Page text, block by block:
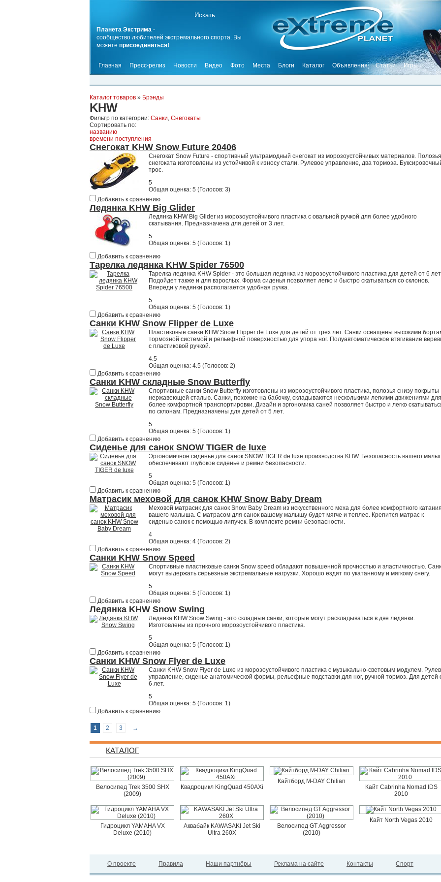
Планета Экстрима -
сообщество любителей экстремального спорта. Вы
можете присоединиться!
Главная Пресс-релиз Новости Видео Фото Места Блоги Каталог Объявления Статьи Игры
Каталог товаров » Брэнды
KHW
Фильтр по категории: Санки, Снегокаты
Сортировать по:
названию
времени поступления
Снегокат KHW Snow Future 20406
Снегокат Snow Future - спортивный ультрамодный снегокат из морозоустойчивых материалов. Полозья
снегоката изготовлены из устойчивой к износу стали. Рулевое управление, два тормоза.
трос.
5
Общая оценка: 5 (Голосов: 3)
Добавить к сравнению
Ледянка KHW Big Glider
Ледянка KHW Big Glider из морозоустойчивого пластика с овальной ручкой для более удобного
скатывания. Предназначена для детей от 3 лет.
5
Общая оценка: 5 (Голосов: 1)
Добавить к сравнению
Тарелка ледянка KHW Spider 76500
Тарелка ледянка KHW Spider - это большая ледянка из морозоустойчивого пластика для детей от 6
Подойдет также и для взрослых. Форма сиденья позволяет легко и быстро скатываться со склонов.
Впереди у ледянки располагается удобная ручка.
5
Общая оценка: 5 (Голосов: 1)
Добавить к сравнению
Санки KHW Snow Flipper de Luxe
Пластиковые санки KHW Snow Flipper de Luxe для детей от трех лет. Санки оснащены высокими
тормозной системой и рельефной поверхностью для упора ног. Полуавтоматическое втягивание
с пластиковой ручкой.
4.5
Общая оценка: 4.5 (Голосов: 2)
Добавить к сравнению
Санки KHW складные Snow Butterfly
Спортивные санки Snow Butterfly изготовлены из морозоустойчивого пластика, полозья снизу покрыты
нержавеющей сталью. Санки, похожие на бабочку, складываются несколькими легкими движениями для
более комфортной транспортировки. Дизайн и эргономика саней позволяет быстро и легко
по склонам. Предназначены для детей от 5 лет.
5
Общая оценка: 5 (Голосов: 1)
Добавить к сравнению
Сиденье для санок SNOW TIGER de luxe
Эргономичное сиденье для санок SNOW TIGER de luxe производства KHW. Безопасность вашего
обеспечивают глубокое сиденье и ремни безопасности.
5
Общая оценка: 5 (Голосов: 1)
Добавить к сравнению
Матрасик меховой для санок KHW Snow Baby Dream
Меховой матрасик для санок Snow Baby Dream из искусственного меха для более комфортного катания
вашего малыша. С матрасом для санок вашему малышу будет мягче и теплее. Крепится матрас к
сиденью санок с помощью липучек. В комплекте ремни безопасности.
4
Общая оценка: 4 (Голосов: 2)
Добавить к сравнению
Санки KHW Snow Speed
Спортивные пластиковые санки Snow speed обладают повышенной прочностью и эластичностью.
могут выдержать серьезные экстремальные нагрузки. Хорошо ездят по укатанному и мягкому снегу.
5
Общая оценка: 5 (Голосов: 1)
Добавить к сравнению
Ледянка KHW Snow Swing
Ледянка KHW Snow Swing - это складные санки, которые могут раскладываться в две ледянки.
Изготовлены из прочного морозоустойчивого пластика.
5
Общая оценка: 5 (Голосов: 1)
Добавить к сравнению
Санки KHW Snow Flyer de Luxe
Санки KHW Snow Flyer de Luxe из морозоустойчивого пластика с музыкально-световым модулем.
управление, сиденье анатомической формы, рельефные подставки для ног, ручной тормоз. Для детей
6 лет.
5
Общая оценка: 5 (Голосов: 1)
Добавить к сравнению
1 2 3 →
КАТАЛОГ
Велосипед Trek 3500 SHX
(2009)
Квадроцикл KingQuad 450AXi
Кайтборд M-DAY Chilian
Кайт Cabrinha Nomad IDS
2010
Гидроцикл YAMAHA VX
Deluxe (2010)
Аквабайк KAWASAKI Jet Ski
Ultra 260X
Велосипед GT Aggressor
(2010)
Кайт North Vegas 2010
О проекте Правила Наши партнёры Реклама на сайте Контакты Спорт